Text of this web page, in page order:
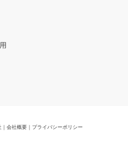
会社概要 プライバシーポリシー